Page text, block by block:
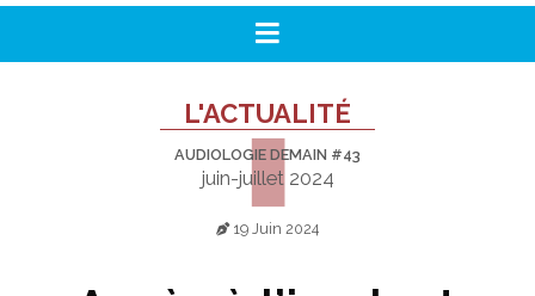
L'ACTUALITÉ
AUDIOLOGIE DEMAIN #43
juin-juillet 2024
19 Juin 2024